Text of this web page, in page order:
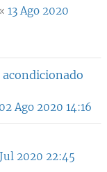
13 Ago 2020
02 Ago 2020 14:16
2020 22:45